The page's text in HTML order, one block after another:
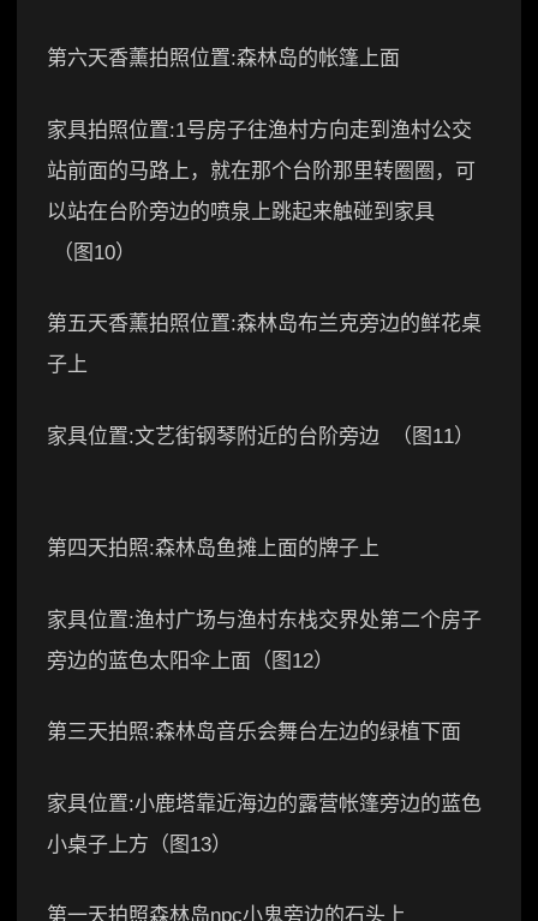
第六天香薰拍照位置:森林岛的帐篷上面
家具拍照位置:1号房子往渔村方向走到渔村公交
站前面的马路上，就在那个台阶那里转圈圈，可
以站在台阶旁边的喷泉上跳起来触碰到家具
（图10）
第五天香薰拍照位置:森林岛布兰克旁边的鲜花桌
子上
家具位置:文艺街钢琴附近的台阶旁边 （图11）
第四天拍照:森林岛鱼摊上面的牌子上
家具位置:渔村广场与渔村东栈交界处第二个房子
旁边的蓝色太阳伞上面（图12）
第三天拍照:森林岛音乐会舞台左边的绿植下面
家具位置:小鹿塔靠近海边的露营帐篷旁边的蓝色
小桌子上方（图13）
第一天拍照森林岛npc小鬼旁边的石头上